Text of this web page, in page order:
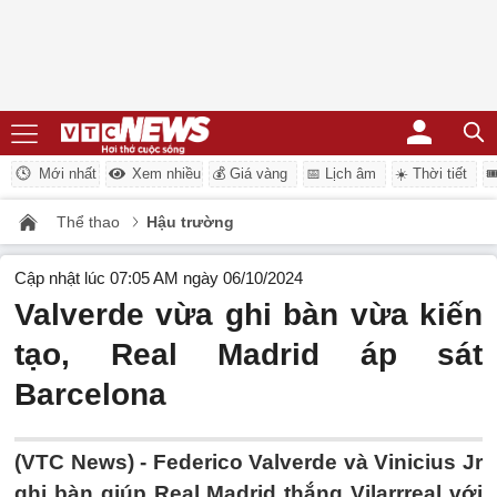
Mới nhất Xem nhiều 💰 Giá vàng 📅 Lịch âm ☀️ Thời tiết
Thể thao Hậu trường
Cập nhật lúc 07:05 AM ngày 06/10/2024
Valverde vừa ghi bàn vừa kiến
tạo, Real Madrid áp sát
Barcelona
(VTC News) - Federico Valverde và Vinicius Jr